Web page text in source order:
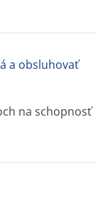
a obsluhovať
na schopnosť